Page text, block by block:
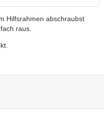
Hilfsrahmen abschraubst
raus.